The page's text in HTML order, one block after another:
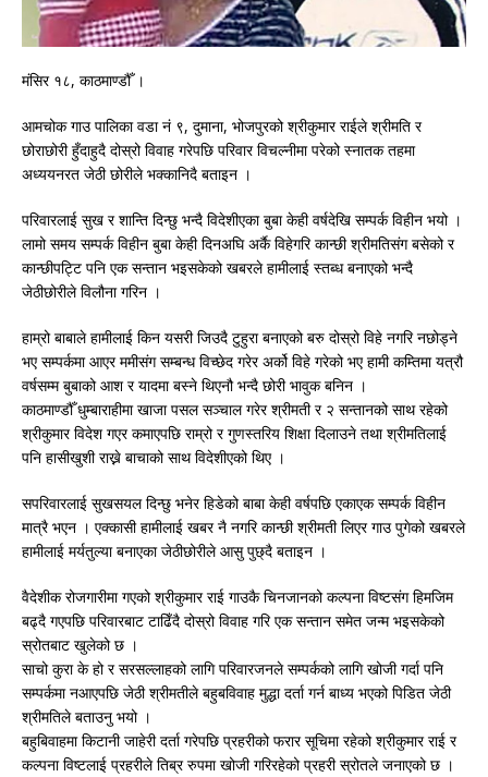
मंसिर १८, काठमाण्डौँ ।
आमचोक गाउ पालिका वडा नं ९, दुमाना, भोजपुरको श्रीकुमार राईले श्रीमति र
छोराछोरी हुँदाहुदै दोस्रो विवाह गरेपछि परिवार विचल्नीमा परेको स्नातक तहमा
अध्ययनरत जेठी छोरीले भक्कानिदै बताइन ।
परिवारलाई सुख र शान्ति दिन्छु भन्दै विदेशीएका बुबा केही वर्षदेखि सम्पर्क विहीन भयो ।
लामो समय सम्पर्क विहीन बुबा केही दिनअघि अर्कै विहेगरि कान्छी श्रीमतिसंग बसेको र
कान्छीपट्टि पनि एक सन्तान भइसकेको खबरले हामीलाई स्तब्ध बनाएको भन्दै
जेठीछोरीले विलौना गरिन ।
हाम्रो बाबाले हामीलाई किन यसरी जिउदै टुहुरा बनाएको बरु दोस्रो विहे नगरि नछोड्ने
भए सम्पर्कमा आएर ममीसंग सम्बन्ध विच्छेद गरेर अर्को विहे गरेको भए हामी कम्तिमा यत्रौ
वर्षसम्म बुबाको आश र यादमा बस्ने थिएनौ भन्दै छोरी भावुक बनिन ।
काठमाण्डौँ धुम्बाराहीमा खाजा पसल सञ्चाल गरेर श्रीमती र २ सन्तानको साथ रहेको
श्रीकुमार विदेश गएर कमाएपछि राम्रो र गुणस्तरिय शिक्षा दिलाउने तथा श्रीमतिलाई
पनि हासीखुशी राख्ने बाचाको साथ विदेशीएको थिए ।
सपरिवारलाई सुखसयल दिन्छु भनेर हिडेको बाबा केही वर्षपछि एकाएक सम्पर्क विहीन
मात्रै भएन । एक्कासी हामीलाई खबर नै नगरि कान्छी श्रीमती लिएर गाउ पुगेको खबरले
हामीलाई मर्यतुल्या बनाएका जेठीछोरीले आसु पुछ्दै बताइन ।
वैदेशीक रोजगारीमा गएको श्रीकुमार राई गाउकै चिनजानको कल्पना विष्टसंग हिमजिम
बढ्दै गएपछि परिवारबाट टाढिँदै दोस्रो विवाह गरि एक सन्तान समेत जन्म भइसकेको
स्रोतबाट खुलेको छ ।
साचो कुरा के हो र सरसल्लाहको लागि परिवारजनले सम्पर्कको लागि खोजी गर्दा पनि
सम्पर्कमा नआएपछि जेठी श्रीमतीले बहुबविवाह मुद्धा दर्ता गर्न बाध्य भएको पिडित जेठी
श्रीमतिले बताउनु भयो ।
बहुबिवाहमा किटानी जाहेरी दर्ता गरेपछि प्रहरीको फरार सूचिमा रहेको श्रीकुमार राई र
कल्पना विष्टलाई प्रहरीले तिब्र रुपमा खोजी गरिरहेको प्रहरी स्रोतले जनाएको छ ।